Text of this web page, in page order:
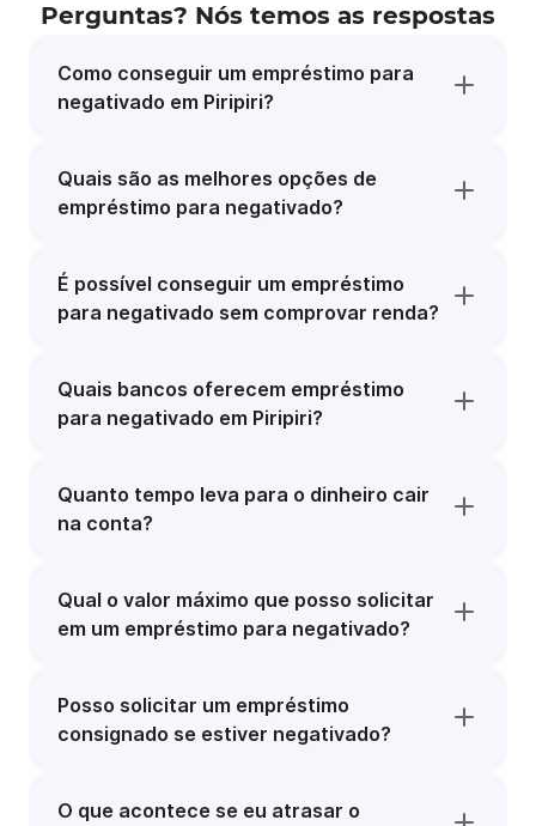
Perguntas? Nós temos as respostas
Como conseguir um empréstimo para
negativado em Piripiri?
Quais são as melhores opções de
empréstimo para negativado?
É possível conseguir um empréstimo
para negativado sem comprovar renda?
Quais bancos oferecem empréstimo
para negativado em Piripiri?
Quanto tempo leva para o dinheiro cair
na conta?
Qual o valor máximo que posso solicitar
em um empréstimo para negativado?
Posso solicitar um empréstimo
consignado se estiver negativado?
O que acontece se eu atrasar o